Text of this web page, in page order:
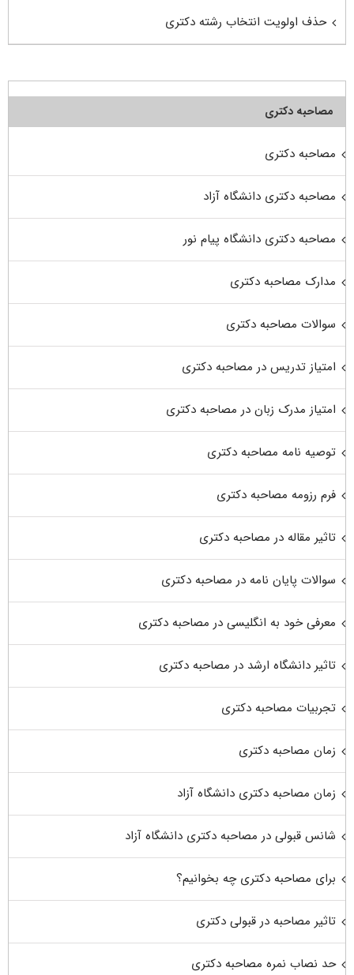
حذف اولویت انتخاب رشته دکتری
مصاحبه دکتری
مصاحبه دکتری
مصاحبه دکتری دانشگاه آزاد
مصاحبه دکتری دانشگاه پیام نور
مدارک مصاحبه دکتری
سوالات مصاحبه دکتری
امتیاز تدریس در مصاحبه دکتری
امتیاز مدرک زبان در مصاحبه دکتری
توصیه نامه مصاحبه دکتری
فرم رزومه مصاحبه دکتری
تاثیر مقاله در مصاحبه دکتری
سوالات پایان نامه در مصاحبه دکتری
معرفی خود به انگلیسی در مصاحبه دکتری
تاثیر دانشگاه ارشد در مصاحبه دکتری
تجربیات مصاحبه دکتری
زمان مصاحبه دکتری
زمان مصاحبه دکتری دانشگاه آزاد
شانس قبولی در مصاحبه دکتری دانشگاه آزاد
برای مصاحبه دکتری چه بخوانیم؟
تاثیر مصاحبه در قبولی دکتری
حد نصاب نمره مصاحبه دکتری